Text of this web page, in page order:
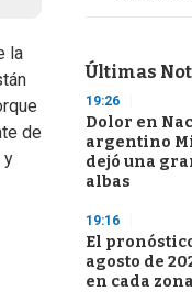
la
de
y
Últimas
19:26
Dolor en
argentino
dejó una
albas
19:16
El
agosto de
en cada